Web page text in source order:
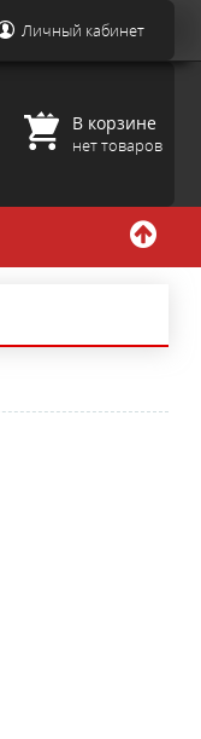
Личный кабинет
В корзине
нет товаров